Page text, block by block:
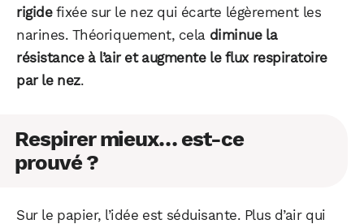
rigidefixée sur le nez qui écarte légèrement les
narines. Théoriquement, cela diminue la
résistance à l’air et augmente le flux respiratoire
par le nez.
Respirer mieux… est-ce
prouvé ?
Sur le papier, l’idée est séduisante. Plus d’air qui